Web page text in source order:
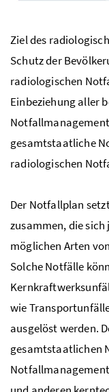
Ziel des
Schutz der
radiologischen
Einbeziehung aller
gesamtstaatliche
radiologischen
Der Notfallplan
zusammen, die
möglichen Arten
Solche Notfälle
wie
ausgelöst werden.
gesamtstaatlichen